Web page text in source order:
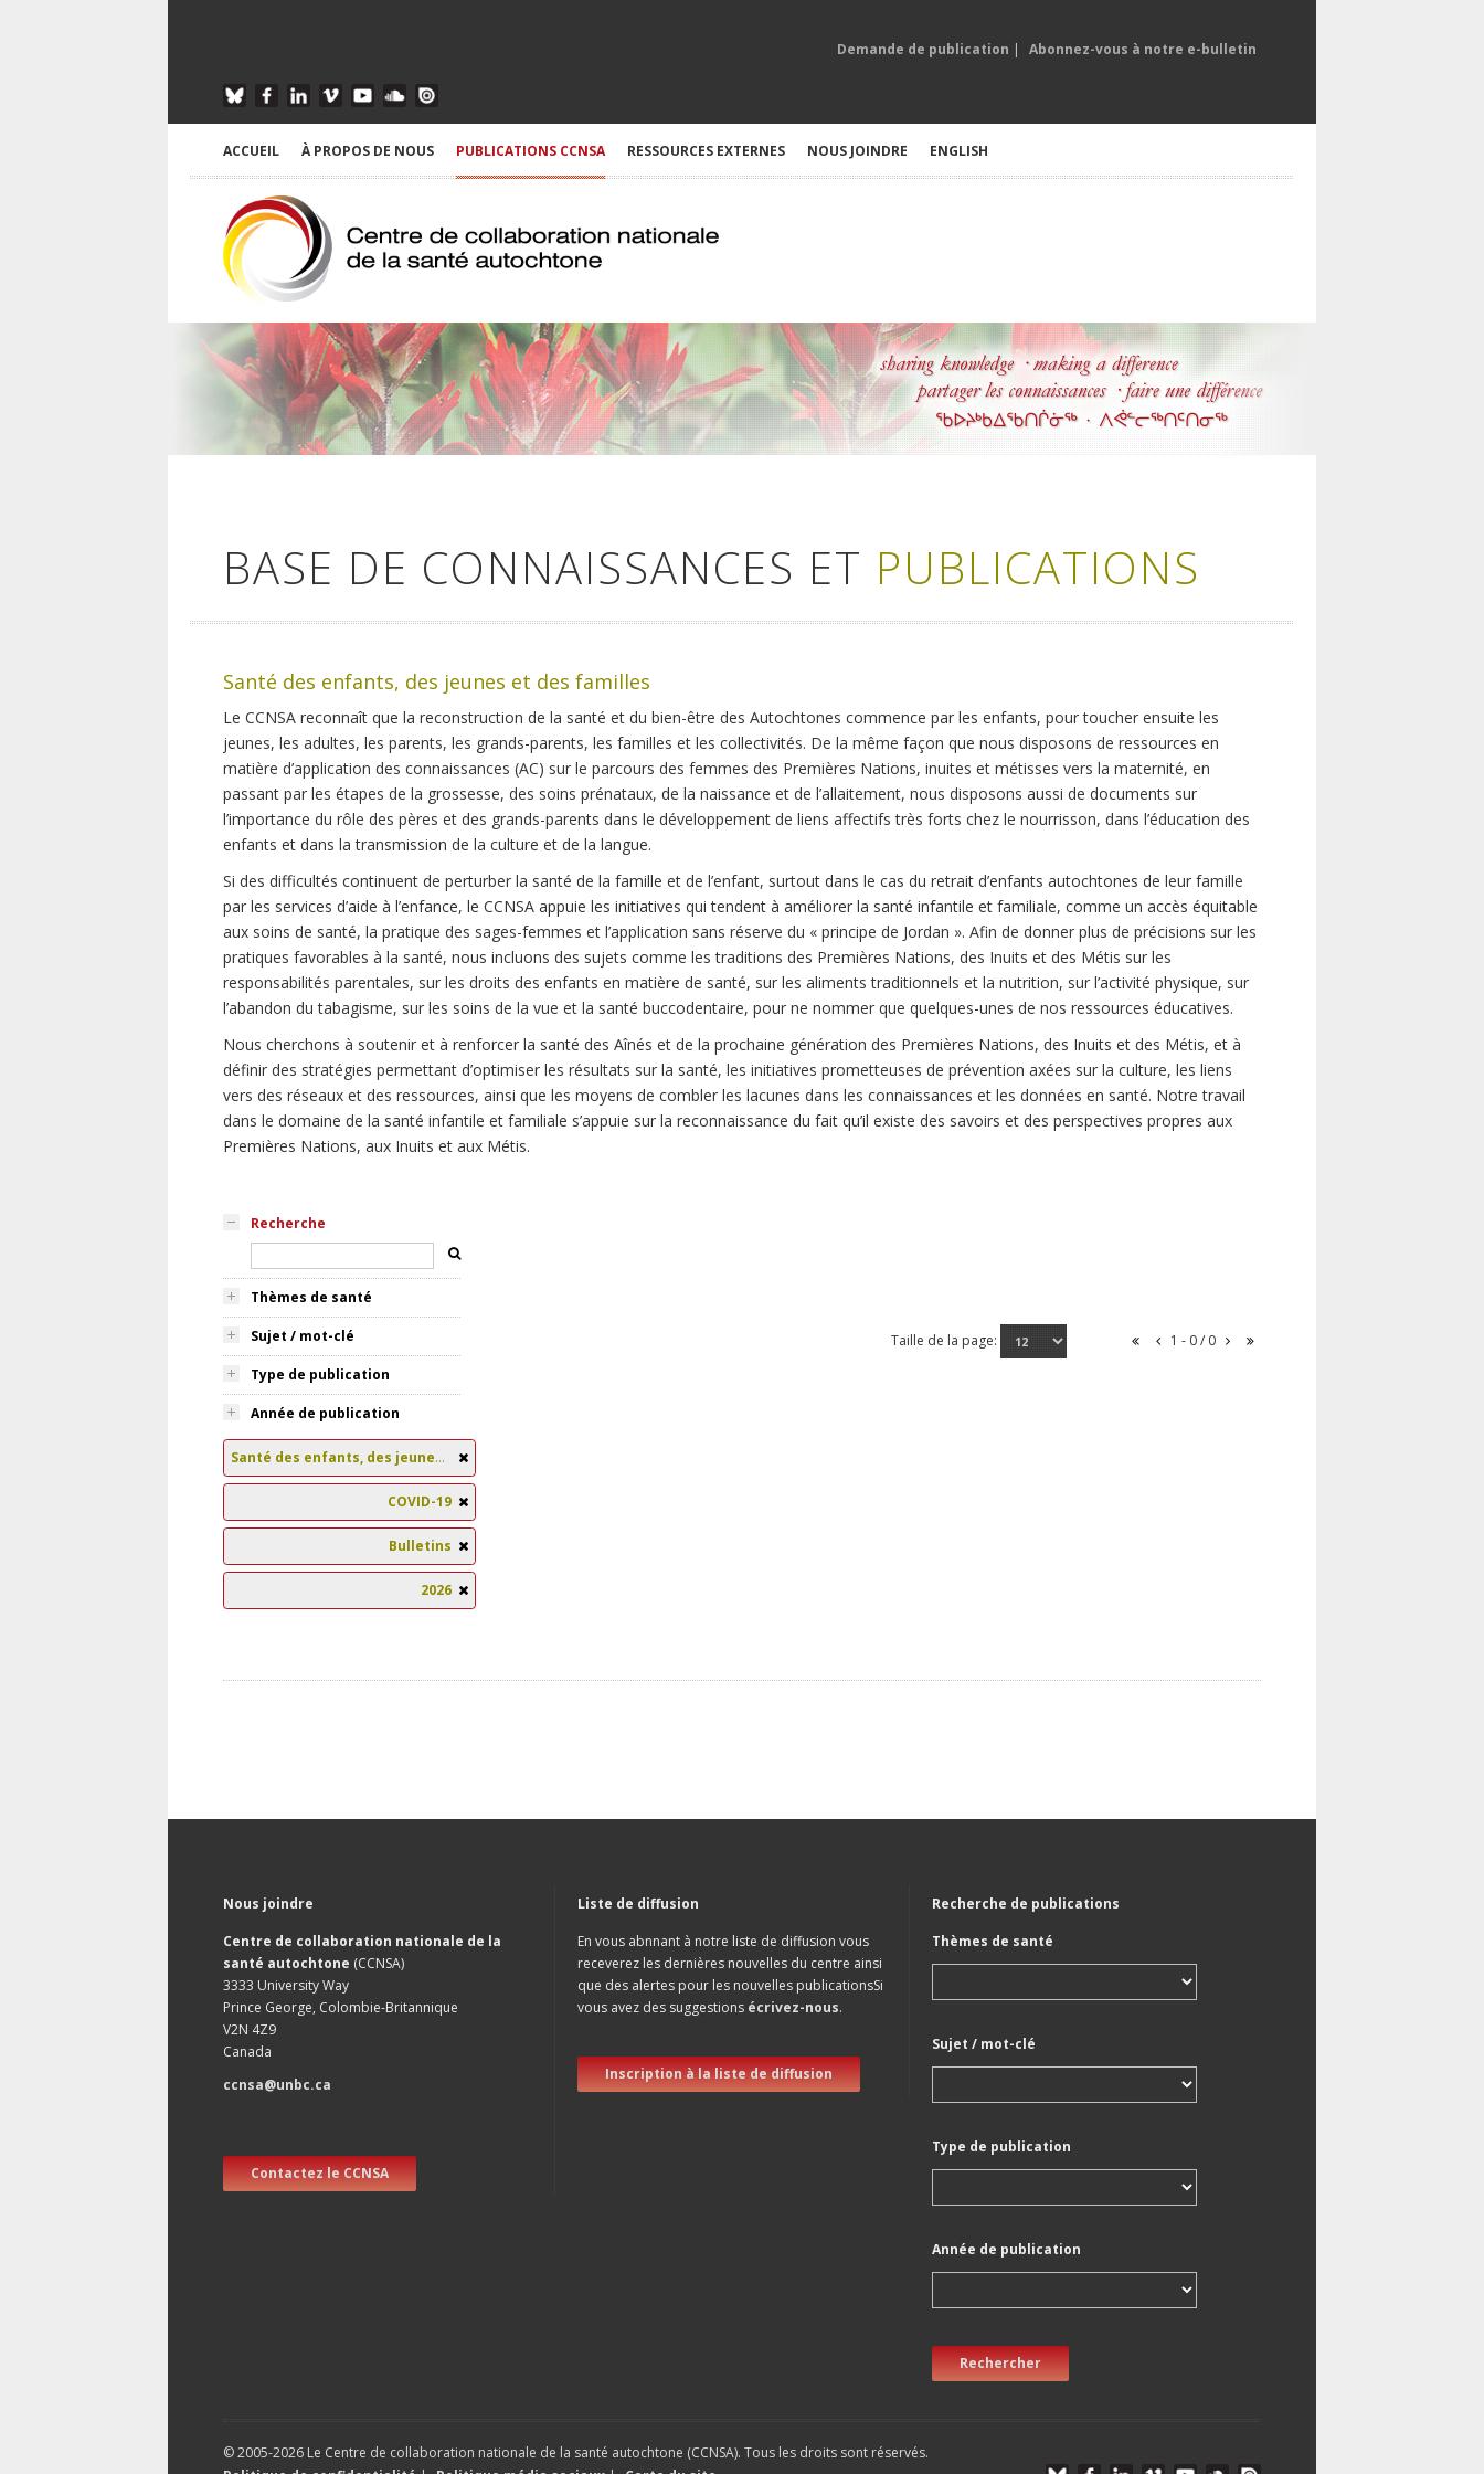
Demande de publication | Abonnez-vous à notre e-bulletin
ACCUEIL À PROPOS DE NOUS PUBLICATIONS CCNSA RESSOURCES EXTERNES NOUS JOINDRE ENGLISH
BASE DE CONNAISSANCES ET PUBLICATIONS
Santé des enfants, des jeunes et des familles
Le CCNSA reconnaît que la reconstruction de la santé et du bien-être des Autochtones commence par les enfants, pour toucher ensuite les
jeunes, les adultes, les parents, les grands-parents, les familles et les collectivités. De la même façon que nous disposons de ressources en
matière d’application des connaissances (AC) sur le parcours des femmes des Premières Nations, inuites et métisses vers la maternité, en
passant par les étapes de la grossesse, des soins prénataux, de la naissance et de l’allaitement, nous disposons aussi de documents sur
l’importance du rôle des pères et des grands-parents dans le développement de liens affectifs très forts chez le nourrisson, dans l’éducation des
enfants et dans la transmission de la culture et de la langue.
Si des difficultés continuent de perturber la santé de la famille et de l’enfant, surtout dans le cas du retrait d’enfants autochtones de leur famille
par les services d’aide à l’enfance, le CCNSA appuie les initiatives qui tendent à améliorer la santé infantile et familiale, comme un accès équitable
aux soins de santé, la pratique des sages-femmes et l’application sans réserve du « principe de Jordan ». Afin de donner plus de précisions sur les
pratiques favorables à la santé, nous incluons des sujets comme les traditions des Premières Nations, des Inuits et des Métis sur les
responsabilités parentales, sur les droits des enfants en matière de santé, sur les aliments traditionnels et la nutrition, sur l’activité physique, sur
l’abandon du tabagisme, sur les soins de la vue et la santé buccodentaire, pour ne nommer que quelques-unes de nos ressources éducatives.
Nous cherchons à soutenir et à renforcer la santé des Aînés et de la prochaine génération des Premières Nations, des Inuits et des Métis, et à
définir des stratégies permettant d’optimiser les résultats sur la santé, les initiatives prometteuses de prévention axées sur la culture, les liens
vers des réseaux et des ressources, ainsi que les moyens de combler les lacunes dans les connaissances et les données en santé. Notre travail
dans le domaine de la santé infantile et familiale s’appuie sur la reconnaissance du fait qu’il existe des savoirs et des perspectives propres aux
Premières Nations, aux Inuits et aux Métis.
Recherche
Thèmes de santé
Sujet / mot-clé
Type de publication
Année de publication
Santé des enfants, des jeunes et des familles
COVID-19
Bulletins
2026
Taille de la page: 1 - 0 / 0
Nous joindre
Centre de collaboration nationale de la
santé autochtone (CCNSA)
3333 University Way
Prince George, Colombie-Britannique
V2N 4Z9
Canada
ccnsa@unbc.ca
Contactez le CCNSA
Liste de diffusion
En vous abnnant à notre liste de diffusion vous
receverez les dernières nouvelles du centre ainsi
que des alertes pour les nouvelles publicationsSi
vous avez des suggestions écrivez-nous.
Inscription à la liste de diffusion
Recherche de publications
Thèmes de santé
Sujet / mot-clé
Type de publication
Année de publication
Rechercher
© 2005-2026 Le Centre de collaboration nationale de la santé autochtone (CCNSA). Tous les droits sont réservés.